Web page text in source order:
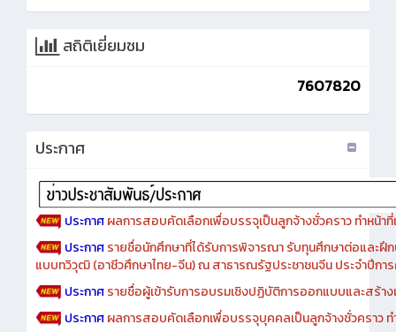
7607820
ประกาศผลการสอบคัดเลือกเพื่อบรรจุเป็นลูกจ้างชั่วคราว ทำหน้าที่
ประกาศ รายชื่อนักศึกษาที่ได้รับการพิจารณา รับทุนศึกษาต่อและฝึ
แบบทวิวุฒิ (อาชีวศึกษาไทย-จีน) ณ สาธารณรัฐประชาชนจีน ประจำปีก
ประกาศรายชื่อผู้เข้ารับการอบรมเชิงปฏิบัติการออกแบบและสร้า